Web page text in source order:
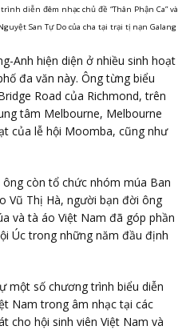
diễn đêm nhạc chủ đề “Thân Phận Ca” và
San Tự Do của cha tại trại tị nạn Galang
Anh hiện diện ở nhiều sinh hoạt
đa văn này. Ông từng biểu
Road của Richmond, trên
tâm Melbourne, Melbourne
của lễ hội Moomba, cũng như
còn tổ chức nhóm múa Ban
Vũ Thị Hà, người bạn đời ông
và tà áo Việt Nam đã góp phần
Úc trong những năm đầu định
một số chương trình biểu diễn
Nam trong âm nhạc tại các
cho hội sinh viên Việt Nam và